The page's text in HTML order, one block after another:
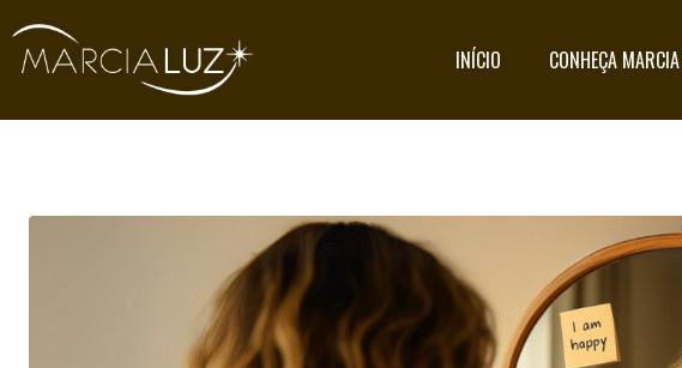
INÍCIO CONHEÇA